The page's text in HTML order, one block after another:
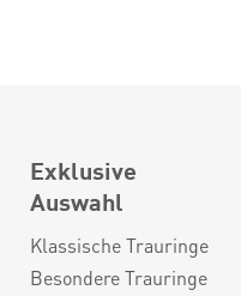
Exklusive
Auswahl
Klassische Trauringe
Besondere Trauringe